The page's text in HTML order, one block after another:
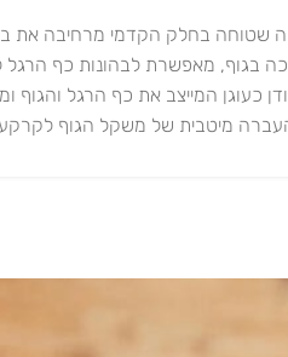
שטוחה בחלק הקדמי מרחיבה את
בגוף, מאפשרת לבהונות כף הרגל
כעוגן המייצב את כף הרגל והגוף
מיטבית של משקל הגוף